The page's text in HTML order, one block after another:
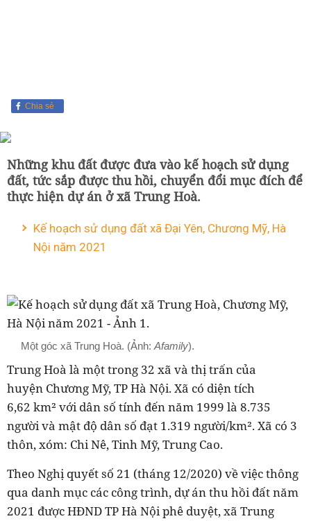
Chia sẻ
Những khu đất được đưa vào kế hoạch sử dụng
đất, tức sắp được thu hồi, chuyển đổi mục đích để
thực hiện dự án ở xã Trung Hoà.
Kế hoạch sử dụng đất xã Đại Yên, Chương Mỹ, Hà
Nội năm 2021
Một góc xã Trung Hoà. (Ảnh: Afamily).
Trung Hoà là một trong 32 xã và thị trấn của
huyện Chương Mỹ, TP Hà Nội. Xã có diện tích
6,62 km² với dân số tính đến năm 1999 là 8.735
người và mật độ dân số đạt 1.319 người/km². Xã có 3
thôn, xóm: Chi Nê, Tinh Mỹ, Trung Cao.
Theo Nghị quyết số 21 (tháng 12/2020) về việc thông
qua danh mục các công trình, dự án thu hồi đất năm
2021 được HĐND TP Hà Nội phê duyệt, xã Trung